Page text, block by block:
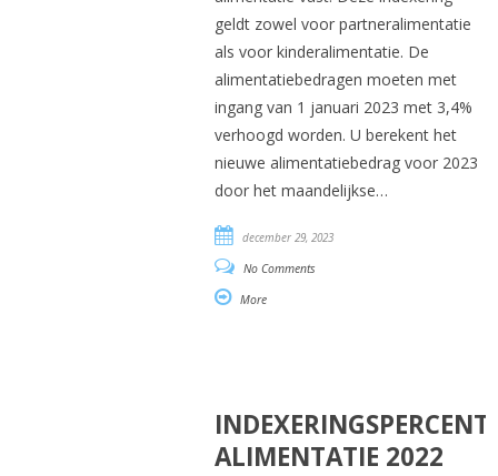
geldt zowel voor partneralimentatie
als voor kinderalimentatie. De
alimentatiebedragen moeten met
ingang van 1 januari 2023 met 3,4%
verhoogd worden. U berekent het
nieuwe alimentatiebedrag voor 2023
door het maandelijkse…
december 29, 2023
No Comments
More
ALIMENTATIE 2022